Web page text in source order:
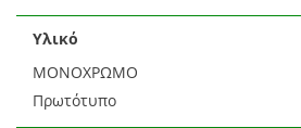
Υλικό
ΜΟΝΟΧΡΩΜΟ
Πρωτότυπο